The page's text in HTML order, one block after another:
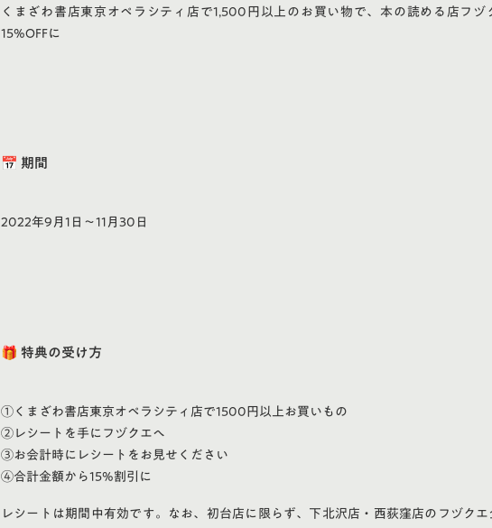
くまざわ書店東京オペラシティ店で1,500円以上のお買い物で、本の読める店フヅ
15%OFFに
📅 期間
2022年9月1日〜11月30日
🎁 特典の受け方
①くまざわ書店東京オペラシティ店で1500円以上お買いもの
②レシートを手にフヅクエへ
③お会計時にレシートをお見せください
④合計金額から15%割引に
レシートは期間中有効です。なお、初台店に限らず、下北沢店・西荻窪店のフヅクエ